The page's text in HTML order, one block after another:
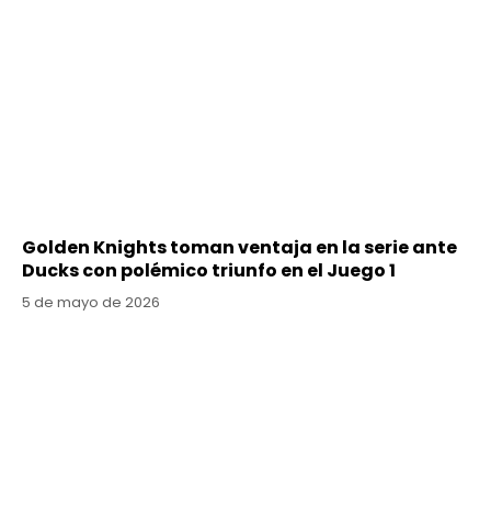
Golden Knights toman ventaja en la serie ante
Ducks con polémico triunfo en el Juego 1
5 de mayo de 2026